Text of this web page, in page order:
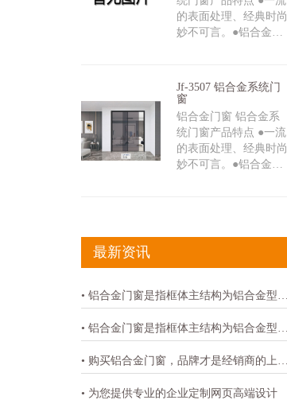
的表面处理、经典时尚
妙不可言。●铝合金…
Jf-3507 铝合金系统门
窗
铝合金门窗 铝合金系
统门窗产品特点 ●一流
的表面处理、经典时尚
妙不可言。●铝合金…
最新资讯
• 为您提供专业的企业定制网页高端设计